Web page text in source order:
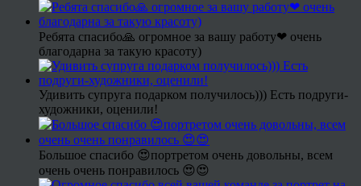
Ребята спасибо🙏 огромное за вашу работу❤ очень
благодарна за такую красоту)
Удивить супруга подарком получилось))) Есть подруги-
художники, оценили!
Большое спасибо 😍портретом очень довольны, всем
очень очень понравилось 😍😍